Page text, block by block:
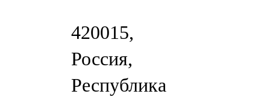
420015,
Россия,
Республика